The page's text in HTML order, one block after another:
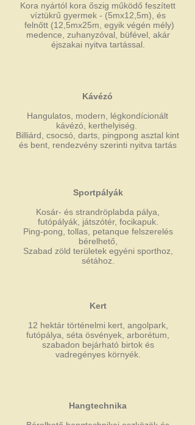
Kora nyártól kora őszig működő feszített
víztükrű gyermek - (5mx12,5m), és
felnőtt (12,5mx25m, egyik végén mély)
medence, zuhanyzóval, büfével, akár
éjszakai nyitva tartással.
Kávézó
Hangulatos, modern, légkondícionált
kávézó, kerthelyiség.
Billiárd, csocsó, darts, pingpong asztal kint
és bent, rendezvény szerinti nyitva tartás
Sportpályák
Kosár- és strandröplabda pálya,
futópályák, játszótér, focikapuk.
Ping-pong, tollas, petanque felszerelés
bérelhető,
Szabad zöld területek egyéni sporthoz,
sétához.
Kert
12 hektár történelmi kert, angolpark,
futópálya, séta ösvények, arborétum,
szabadon bejárható birtok és
vadregényes környék.
Hangtechnika